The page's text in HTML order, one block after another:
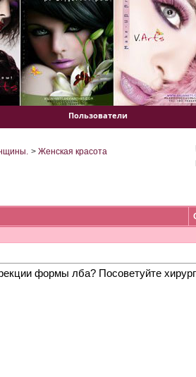
Пользователи
> Женская красота
формы лба? Посоветуйте